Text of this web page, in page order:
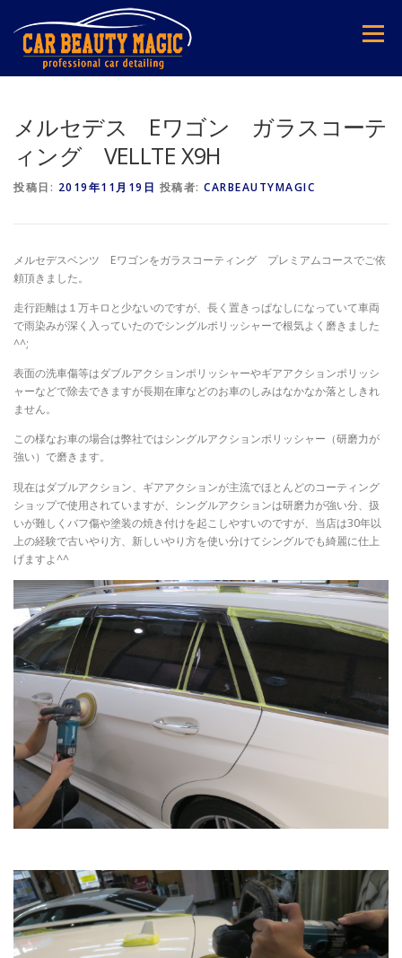
ツ
メニュー
メルセデス Eワゴン ガラスコーテ
ィング VELLTE X9H
投稿日: 2019年11月19日 投稿者: CARBEAUTYMAGIC
メルセデスベンツ Eワゴンをガラスコーティング プレミアムコースでご依
頼頂きました。
走行距離は１万キロと少ないのですが、長く置きっぱなしになっていて車両
で雨染みが深く入っていたのでシングルポリッシャーで根気よく磨きました
^^;
表面の洗車傷等はダブルアクションポリッシャーやギアアクションポリッシ
ャーなどで除去できますが長期在庫などのお車のしみはなかなか落としきれ
ません。
この様なお車の場合は弊社ではシングルアクションポリッシャー（研磨力が
強い）で磨きます。
現在はダブルアクション、ギアアクションが主流でほとんどのコーティング
ショップで使用されていますが、シングルアクションは研磨力が強い分、扱
いが難しくバフ傷や塗装の焼き付けを起こしやすいのですが、当店は30年以
上の経験で古いやり方、新しいやり方を使い分けてシングルでも綺麗に仕上
げますよ^^